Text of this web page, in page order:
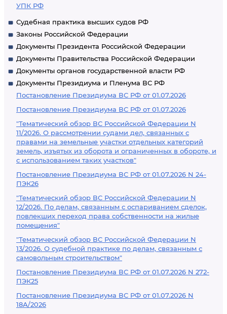
УПК РФ
Судебная практика высших судов РФ
Законы Российской Федерации
Документы Президента Российской Федерации
Документы Правительства Российской Федерации
Документы органов государственной власти РФ
Документы Президиума и Пленума ВС РФ
Постановление Президиума ВС РФ от 01.07.2026
Постановление Президиума ВС РФ от 01.07.2026
"Тематический обзор ВС Российской Федерации N
11/2026. О рассмотрении судами дел, связанных с
правами на земельные участки отдельных категорий
земель, изъятых из оборота и ограниченных в обороте, и
с использованием таких участков"
Постановление Президиума ВС РФ от 01.07.2026 N 24-
ПЭК26
"Тематический обзор ВС Российской Федерации N
12/2026. По делам, связанным с оспариванием сделок,
повлекших переход права собственности на жилые
помещения"
"Тематический обзор ВС Российской Федерации N
13/2026. О судебной практике по делам, связанным с
самовольным строительством"
Постановление Президиума ВС РФ от 01.07.2026 N 272-
ПЭК25
Постановление Президиума ВС РФ от 01.07.2026 N
18А/2026